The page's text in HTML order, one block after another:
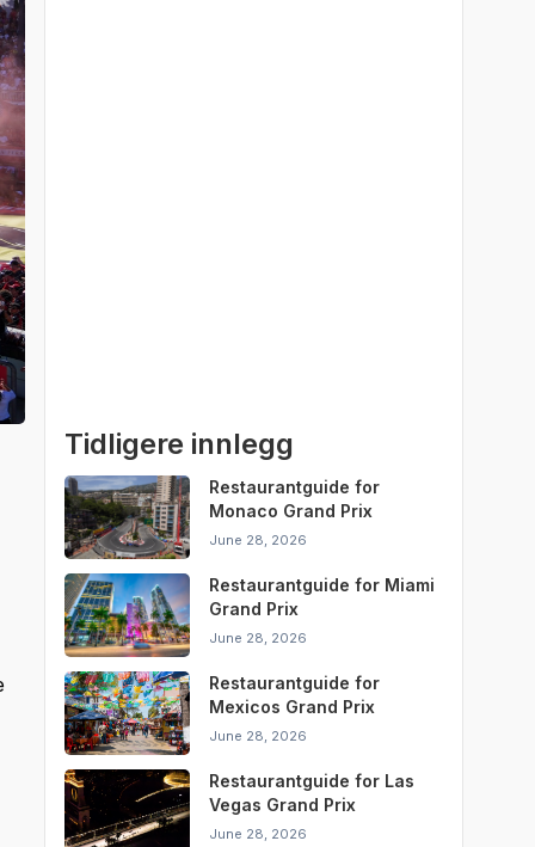
Tidligere innlegg
Restaurantguide for
Monaco Grand Prix
June 28, 2026
Restaurantguide for Miami
Grand Prix
June 28, 2026
Restaurantguide for
Mexicos Grand Prix
June 28, 2026
Restaurantguide for Las
Vegas Grand Prix
June 28, 2026